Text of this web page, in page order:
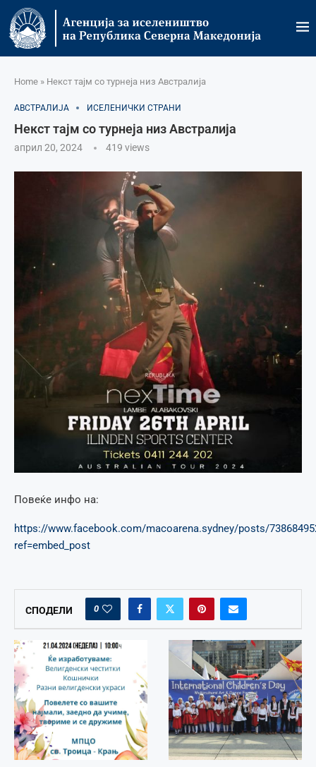
Home » Некст тајм со турнеја низ Австралија
АВСТРАЛИЈА ИСЕЛЕНИЧКИ СТРАНИ
Некст тајм со турнеја низ Австралија
април 20, 2024 419 views
Повеќе инфо на:
https://www.facebook.com/macoarena.sydney/posts/
ref=embed_post
СПОДЕЛИ 0